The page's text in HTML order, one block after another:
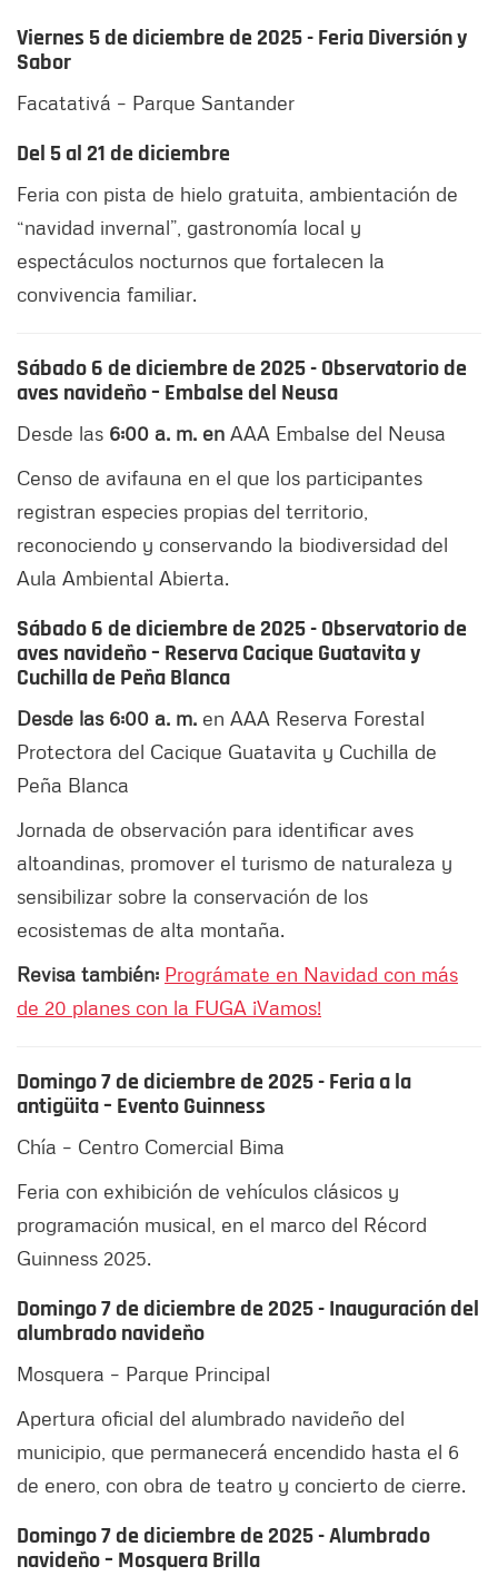
Viernes 5 de diciembre de 2025 - Feria Diversión y
Sabor
Facatativá – Parque Santander
Del 5 al 21 de diciembre
Feria con pista de hielo gratuita, ambientación de
“navidad invernal”, gastronomía local y
espectáculos nocturnos que fortalecen la
convivencia familiar.
Sábado 6 de diciembre de 2025 - Observatorio de
aves navideño – Embalse del Neusa
Desde las 6:00 a. m. en AAA Embalse del Neusa
Censo de avifauna en el que los participantes
registran especies propias del territorio,
reconociendo y conservando la biodiversidad del
Aula Ambiental Abierta.
Sábado 6 de diciembre de 2025 - Observatorio de
aves navideño – Reserva Cacique Guatavita y
Cuchilla de Peña Blanca
Desde las 6:00 a. m. en AAA Reserva Forestal
Protectora del Cacique Guatavita y Cuchilla de
Peña Blanca
Jornada de observación para identificar aves
altoandinas, promover el turismo de naturaleza y
sensibilizar sobre la conservación de los
ecosistemas de alta montaña.
Revisa también: Prográmate en Navidad con más
de 20 planes con la FUGA ¡Vamos!
Domingo 7 de diciembre de 2025 - Feria a la
antigüita – Evento Guinness
Chía – Centro Comercial Bima
Feria con exhibición de vehículos clásicos y
programación musical, en el marco del Récord
Guinness 2025.
Domingo 7 de diciembre de 2025 - Inauguración del
alumbrado navideño
Mosquera – Parque Principal
Apertura oficial del alumbrado navideño del
municipio, que permanecerá encendido hasta el 6
de enero, con obra de teatro y concierto de cierre.
Domingo 7 de diciembre de 2025 - Alumbrado
navideño – Mosquera Brilla